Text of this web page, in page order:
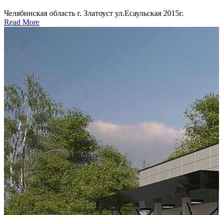
Челябинская область г. Златоуст ул.Есаульская 2015г.
Read More